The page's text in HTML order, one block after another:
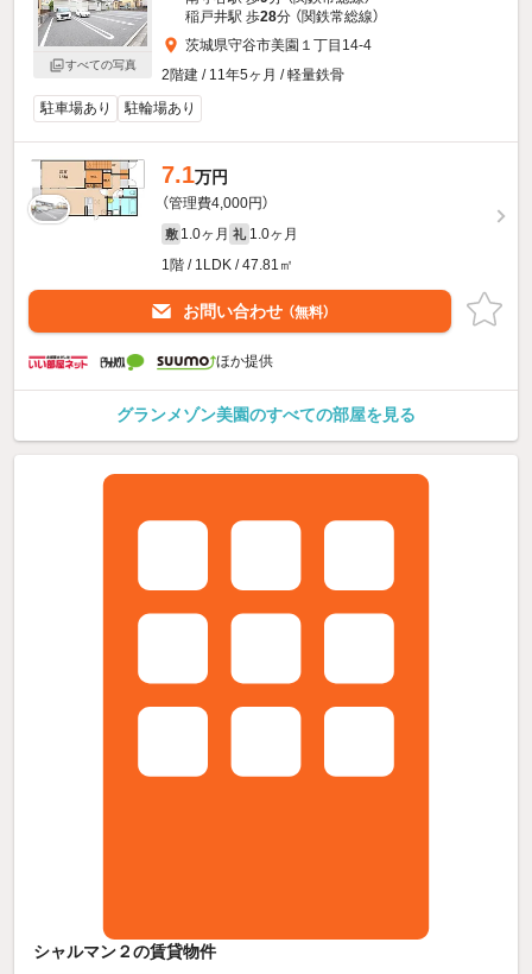
すべての写真
稲戸井駅 歩28分 （関鉄常総線）
茨城県守谷市美園１丁目14-4
2階建 / 11年5ヶ月 / 軽量鉄骨
駐車場あり
駐輪場あり
7.1万円
（管理費4,000円）
敷 1.0ヶ月 礼 1.0ヶ月
1階 / 1LDK / 47.81㎡
お問い合わせ （無料）
ほか提供
グランメゾン美園のすべての部屋を見る
シャルマン２の賃貸物件